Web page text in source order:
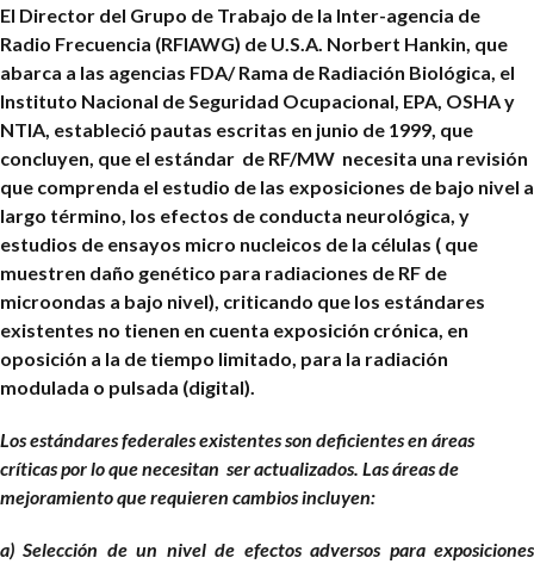
El Director del Grupo de Trabajo de la Inter-agencia de
Radio Frecuencia (RFIAWG) de U.S.A. Norbert Hankin, que
abarca a las agencias FDA/ Rama de Radiación Biológica, el
Instituto Nacional de Seguridad Ocupacional, EPA, OSHA y
NTIA, estableció pautas escritas en junio de 1999, que
concluyen, que el estándar de RF/MW necesita una revisión
que comprenda el estudio de las exposiciones de bajo nivel a
largo término, los efectos de conducta neurológica, y
estudios de ensayos micro nucleicos de la células ( que
muestren daño genético para radiaciones de RF de
microondas a bajo nivel), criticando que los estándares
existentes no tienen en cuenta exposición crónica, en
oposición a la de tiempo limitado, para la radiación
modulada o pulsada (digital).
Los estándares federales existentes son deficientes en áreas
críticas por lo que necesitan ser actualizados. Las áreas de
mejoramiento que requieren cambios incluyen:
a)Selección de un nivel de efectos adversos para exposiciones